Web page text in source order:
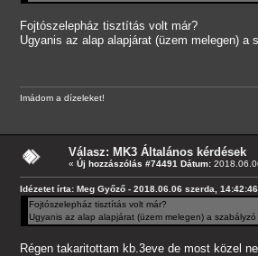
Fojtószelepház tisztítás volt már?
Ugyanis az alap alapjárat (üzem melegen)
Imádom a dízeleket!
Válasz: MK3 Általános kérdések
« Új hozzászólás #74491 Dátum:
Idézetet írta: Meg Győző - 2018.06.06 szerda, 14:42:46
Fojtószelepház tisztítás volt már?
Ugyanis az alap alapjárat (üzem melegen) a
Régen takaritottam kb.3eve de most közel